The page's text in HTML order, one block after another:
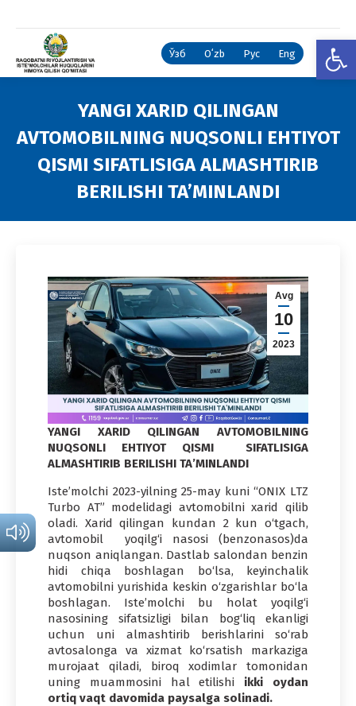
Ўзб Oʻzb Рус Eng
YANGI XARID QILINGAN
AVTOMOBILNING NUQSONLI EHTIYOT
QISMI SIFATLISIGA ALMASHTIRIB
BERILISHI TA’MINLANDI
Avg
10
2023
YANGI XARID QILINGAN AVTOMOBILNING
NUQSONLI EHTIYOT QISMI SIFATLISIGA
ALMASHTIRIB BERILISHI TA’MINLANDI
Iste’molchi 2023-yilning 25-may kuni “ONIX LTZ
Turbo AT” modelidagi avtomobilni xarid qilib
oladi. Xarid qilingan kundan 2 kun o‘tgach,
avtomobil yoqilg‘i nasosi (benzonasos)da
nuqson aniqlangan. Dastlab salondan benzin
hidi chiqa boshlagan bo‘lsa, keyinchalik
avtomobilni yurishida keskin o‘zgarishlar bo‘la
boshlagan. Iste’molchi bu holat yoqilg‘i
nasosining sifatsizligi bilan bog‘liq ekanligi
uchun uni almashtirib berishlarini so‘rab
avtosalonga va xizmat ko‘rsatish markaziga
murojaat qiladi, biroq xodimlar tomonidan
uning muammosini hal etilishi ikki oydan
ortiq vaqt davomida paysalga solinadi.